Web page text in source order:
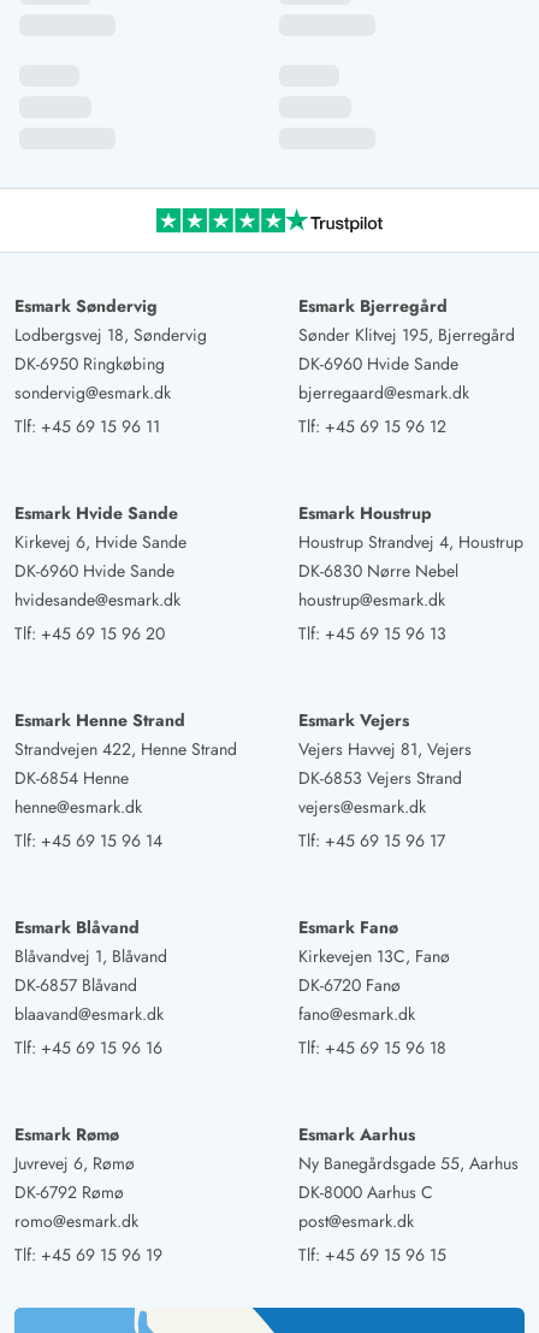
Esmark Søndervig
Lodbergsvej 18, Søndervig
DK-6950 Ringkøbing
sondervig@esmark.dk
Tlf: +45 69 15 96 11
Esmark Bjerregård
Sønder Klitvej 195, Bjerregård
DK-6960 Hvide Sande
bjerregaard@esmark.dk
Tlf: +45 69 15 96 12
Esmark Hvide Sande
Kirkevej 6, Hvide Sande
DK-6960 Hvide Sande
hvidesande@esmark.dk
Tlf: +45 69 15 96 20
Esmark Houstrup
Houstrup Strandvej 4, Houstrup
DK-6830 Nørre Nebel
houstrup@esmark.dk
Tlf: +45 69 15 96 13
Esmark Henne Strand
Strandvejen 422, Henne Strand
DK-6854 Henne
henne@esmark.dk
Tlf: +45 69 15 96 14
Esmark Vejers
Vejers Havvej 81, Vejers
DK-6853 Vejers Strand
vejers@esmark.dk
Tlf: +45 69 15 96 17
Esmark Blåvand
Blåvandvej 1, Blåvand
DK-6857 Blåvand
blaavand@esmark.dk
Tlf: +45 69 15 96 16
Esmark Fanø
Kirkevejen 13C, Fanø
DK-6720 Fanø
fano@esmark.dk
Tlf: +45 69 15 96 18
Esmark Rømø
Juvrevej 6, Rømø
DK-6792 Rømø
romo@esmark.dk
Tlf: +45 69 15 96 19
Esmark Aarhus
Ny Banegårdsgade 55, Aarhus
DK-8000 Aarhus C
post@esmark.dk
Tlf: +45 69 15 96 15